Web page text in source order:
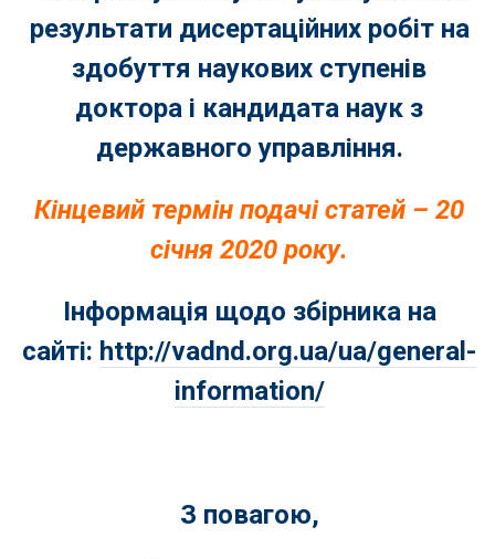
результати дисертаційних робіт на
здобуття наукових ступенів
доктора і кандидата наук з
державного управління.
Кінцевий термін подачі статей – 20
січня 2020 року.
Інформація щодо збірника на
сайті: http://vadnd.org.ua/ua/general-
information/
З повагою,